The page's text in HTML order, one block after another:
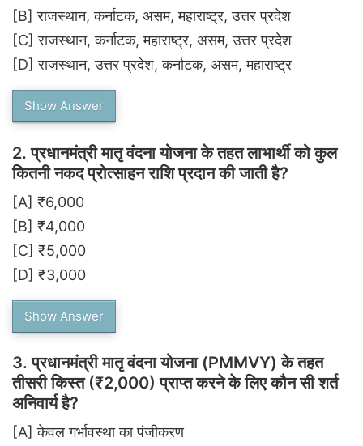
[B] राजस्थान, कर्नाटक, असम, महाराष्ट्र, उत्तर प्रदेश
[C] राजस्थान, कर्नाटक, महाराष्ट्र, असम, उत्तर प्रदेश
[D] राजस्थान, उत्तर प्रदेश, कर्नाटक, असम, महाराष्ट्र
Show Answer
2. प्रधानमंत्री मातृ वंदना योजना के तहत लाभार्थी को कुल
कितनी नकद प्रोत्साहन राशि प्रदान की जाती है?
[A] ₹6,000
[B] ₹4,000
[C] ₹5,000
[D] ₹3,000
Show Answer
3. प्रधानमंत्री मातृ वंदना योजना (PMMVY) के तहत
तीसरी किस्त (₹2,000) प्राप्त करने के लिए कौन सी शर्त
अनिवार्य है?
[A] केवल गर्भावस्था का पंजीकरण